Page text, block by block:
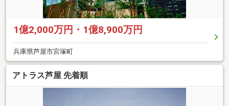
1億2,000万円・1億8,900万円
兵庫県芦屋市宮塚町
アトラス芦屋 先着順